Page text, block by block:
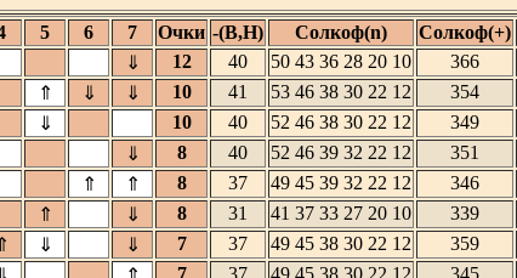
5 6 7 Очки -(В,Н) Солкоф(n) Солкоф(+)
⇓ 12 40 50 43 36 28 20 10 366
⇑ ⇓ ⇓ 10 41 53 46 38 30 22 12 354
⇓ 10 40 52 46 38 30 22 12 349
⇓ 8 40 52 46 39 32 22 12 351
⇑ ⇑ 8 37 49 45 39 32 22 12 346
⇑ ⇓ 8 31 41 37 33 27 20 10 339
⇓ ⇓ 7 37 49 45 38 30 22 12 359
7 37 49 45 38 30 22 12 345